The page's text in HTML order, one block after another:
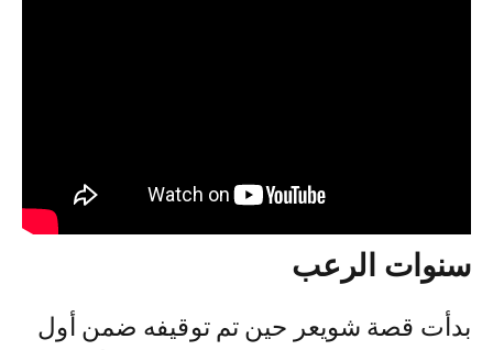
سنوات الرعب
بدأت قصة شويعر حين تم توقيفه ضمن أول